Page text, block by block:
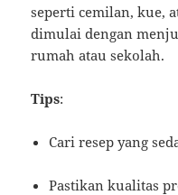
seperti cemilan, kue,
dimulai dengan
rumah atau sekolah.
Tips:
Cari resep yang
Pastikan kualitas